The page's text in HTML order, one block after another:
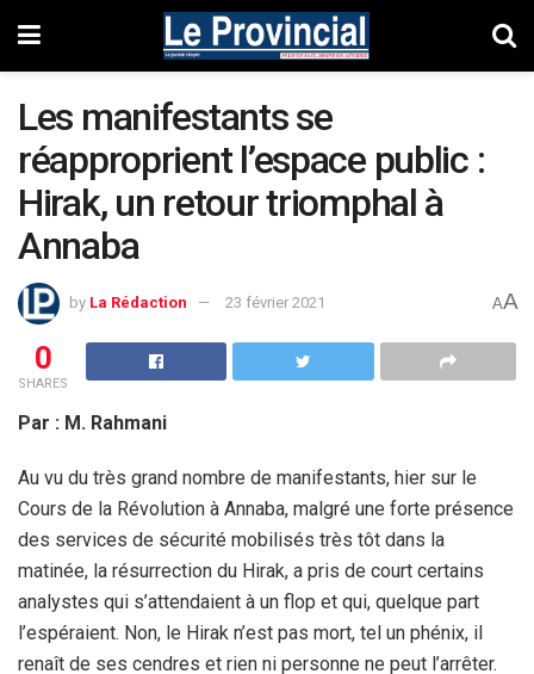
Les manifestants se
réapproprient l’espace public :
Hirak, un retour triomphal à
Annaba
by La Rédaction 23 février 2021 AA
0
SHARES
Par : M. Rahmani
Au vu du très grand nombre de manifestants, hier sur le
Cours de la Révolution à Annaba, malgré une forte présence
des services de sécurité mobilisés très tôt dans la
matinée, la résurrection du Hirak, a pris de court certains
analystes qui s’attendaient à un flop et qui, quelque part
l’espéraient. Non, le Hirak n’est pas mort, tel un phénix, il
renaît de ses cendres et rien ni personne ne peut l’arrêter.